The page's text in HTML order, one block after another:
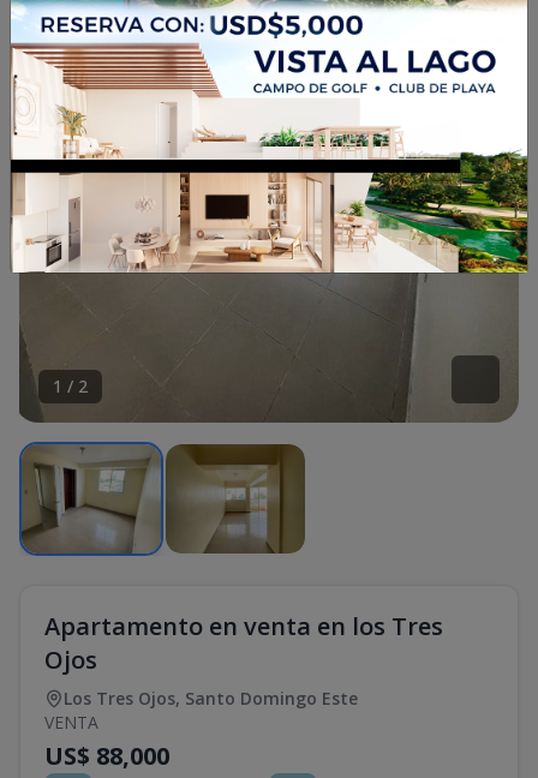
1 / 2
Apartamento en venta en los Tres
Ojos
Los Tres Ojos, Santo Domingo Este
VENTA
US$ 88,000